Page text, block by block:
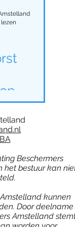
2023
Amstellanddag
weidevogels
Beschermers
het bestuur kan
kunnen
Door deelname
Amstelland